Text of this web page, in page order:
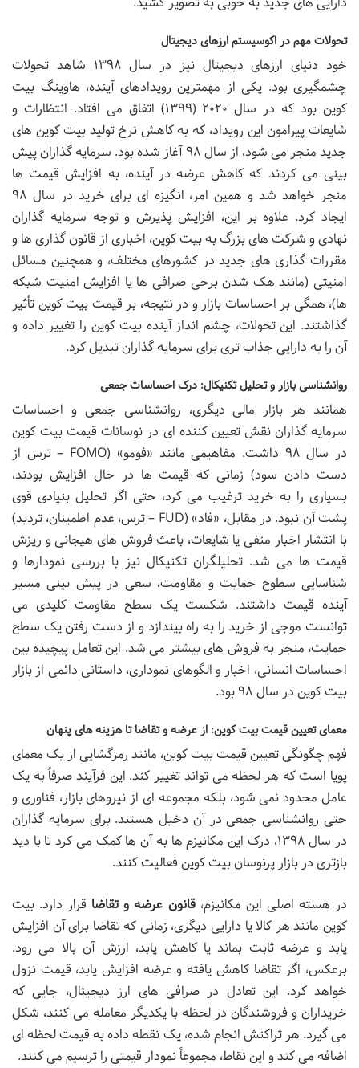
تحولات مهم در اکوسیستم ارزهای دیجیتال
خود دنیای ارزهای دیجیتال نیز در سال ۱۳۹۸ شاهد تحولات
چشمگیری بود. یکی از مهمترین رویدادهای آینده، هاوینگ بیت
کوین بود که در سال ۲۰۲۰ (۱۳۹۹) اتفاق می افتاد. انتظارات و
شایعات پیرامون این رویداد، که به کاهش نرخ تولید بیت کوین های
جدید منجر می شود، از سال ۹۸ آغاز شده بود. سرمایه گذاران پیش
بینی می کردند که کاهش عرضه در آینده، به افزایش قیمت ها
منجر خواهد شد و همین امر، انگیزه ای برای خرید در سال ۹۸
ایجاد کرد. علاوه بر این، افزایش پذیرش و توجه سرمایه گذاران
نهادی و شرکت های بزرگ به بیت کوین، اخباری از قانون گذاری ها و
مقررات گذاری های جدید در کشورهای مختلف، و همچنین مسائل
امنیتی (مانند هک شدن برخی صرافی ها یا افزایش امنیت شبکه
ها)، همگی بر احساسات بازار و در نتیجه، بر قیمت بیت کوین تأثیر
گذاشتند. این تحولات، چشم انداز آینده بیت کوین را تغییر داده و
آن را به دارایی جذاب تری برای سرمایه گذاران تبدیل کرد.
روانشناسی بازار و تحلیل تکنیکال: درک احساسات جمعی
همانند هر بازار مالی دیگری، روانشناسی جمعی و احساسات
سرمایه گذاران نقش تعیین کننده ای در نوسانات قیمت بیت کوین
در سال ۹۸ داشت. مفاهیمی مانند «فومو» (FOMO – ترس از
دست دادن سود) زمانی که قیمت ها در حال افزایش بودند،
بسیاری را به خرید ترغیب می کرد، حتی اگر تحلیل بنیادی قوی
پشت آن نبود. در مقابل، «فاد» (FUD – ترس، عدم اطمینان، تردید)
با انتشار اخبار منفی یا شایعات، باعث فروش های هیجانی و ریزش
قیمت ها می شد. تحلیلگران تکنیکال نیز با بررسی نمودارها و
شناسایی سطوح حمایت و مقاومت، سعی در پیش بینی مسیر
آینده قیمت داشتند. شکست یک سطح مقاومت کلیدی می
توانست موجی از خرید را به راه بیندازد و از دست رفتن یک سطح
حمایت، منجر به فروش های بیشتر می شد. این تعامل پیچیده بین
احساسات انسانی، اخبار و الگوهای نموداری، داستانی دائمی از بازار
بیت کوین در سال ۹۸ بود.
معمای تعیین قیمت بیت کوین: از عرضه و تقاضا تا هزینه های پنهان
فهم چگونگی تعیین قیمت بیت کوین، مانند رمزگشایی از یک معمای
پویا است که هر لحظه می تواند تغییر کند. این فرآیند صرفاً به یک
عامل محدود نمی شود، بلکه مجموعه ای از نیروهای بازار، فناوری و
حتی روانشناسی جمعی در آن دخیل هستند. برای سرمایه گذاران
در سال ۱۳۹۸، درک این مکانیزم ها به آن ها کمک می کرد تا با دید
بازتری در بازار پرنوسان بیت کوین فعالیت کنند.
در هسته اصلی این مکانیزم،قانون عرضه و تقاضا قرار دارد. بیت
کوین مانند هر کالا یا دارایی دیگری، زمانی که تقاضا برای آن افزایش
یابد و عرضه ثابت بماند یا کاهش یابد، ارزش آن بالا می رود.
برعکس، اگر تقاضا کاهش یافته و عرضه افزایش یابد، قیمت نزول
خواهد کرد. این تعادل در صرافی های ارز دیجیتال، جایی که
خریداران و فروشندگان در لحظه با یکدیگر معامله می کنند، شکل
می گیرد. هر تراکنش انجام شده، یک نقطه داده به قیمت لحظه ای
اضافه می کند و این نقاط، مجموعاً نمودار قیمتی را ترسیم می کنند.